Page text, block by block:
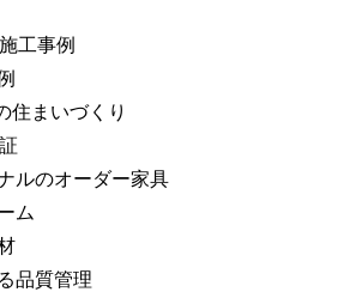
工事例
住まいづくり
ルのオーダー家具
ム
品質管理